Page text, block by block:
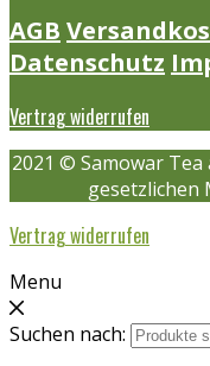
AGB
Datenschutz
Vertrag widerrufen
2021 © Samowar
gesetzlichen
Vertrag widerrufen
Menu
Suchen nach: